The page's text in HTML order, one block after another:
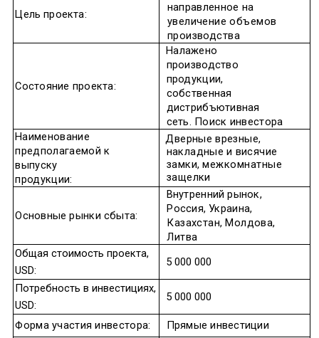
Цель проекта:
направленное на
увеличение объемов
производства
Состояние проекта:
Налажено
производство
продукции,
собственная
дистрибъютивная
сеть. Поиск инвестора
Наименование
предполагаемой к
выпуску
продукции:
Дверные врезные,
накладные и висячие
замки, межкомнатные
защелки
Основные рынки сбыта:
Внутренний рынок,
Россия, Украина,
Казахстан, Молдова,
Литва
Общая стоимость проекта,
USD:
5 000 000
Потребность в инвестициях,
USD:
5 000 000
Форма участия инвестора: Прямые инвестиции